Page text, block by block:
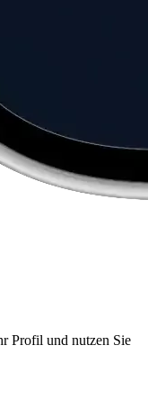
Profil und nutzen Sie